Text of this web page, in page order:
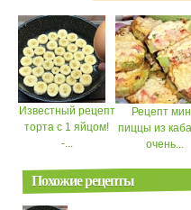
Известный рецепт
торта с 1 яйцом!
-...
Рецепт
пиццы из
очень...
Похожие рецепты